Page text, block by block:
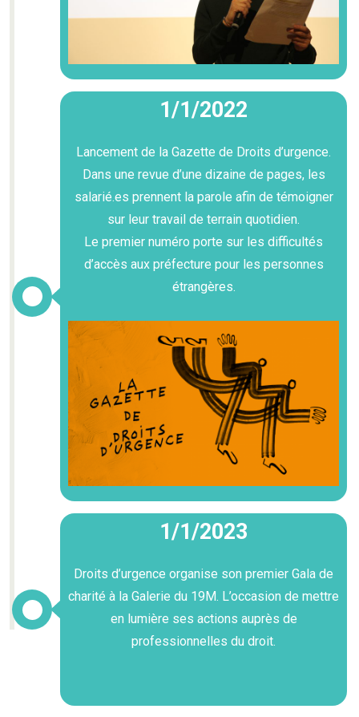
1/1/2022
Lancement de la Gazette de Droits d’urgence.
Dans une revue d’une dizaine de pages, les
salarié.es prennent la parole afin de témoigner
sur leur travail de terrain quotidien.
Le premier numéro porte sur les difficultés
d’accès aux préfecture pour les personnes
étrangères.
1/1/2023
Droits d’urgence organise son premier Gala de
charité à la Galerie du 19M. L’occasion de mettre
en lumière ses actions auprès de
professionnelles du droit.